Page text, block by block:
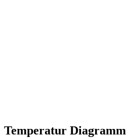
Temperatur Diagramm